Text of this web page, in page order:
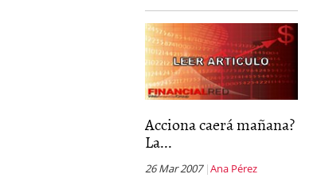
Acciona caerá mañana?
La...
26 Mar 2007 Ana Pérez